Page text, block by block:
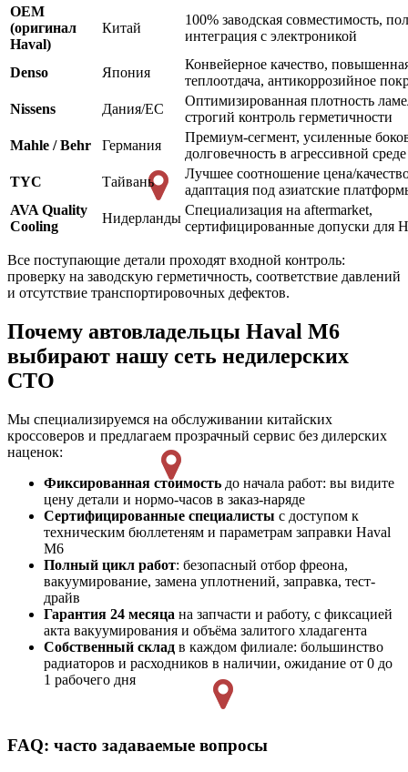
OEM
(оригинал
Haval)
Китай
100% заводская совместимость,
интеграция с электроникой
Denso Япония
Конвейерное качество,
теплоотдача, антикоррозийное
Nissens
Дания/ЕС
Оптимизированная плотность
строгий контроль герметичности
Mahle / Behr
Германия
Премиум-сегмент, усиленные
долговечность в агрессивной среде
TYC
Тайвань
Лучшее соотношение цена/
адаптация под азиатские
AVA Quality
Cooling
Нидерланды
Специализация на aftermarket,
сертифицированные допуски для
Все поступающие детали проходят входной контроль:
проверку на заводскую герметичность, соответствие давлений
и отсутствие транспортировочных дефектов.
Почему автовладельцы Haval M6
выбирают нашу сеть недилерских
СТО
Мы специализируемся на обслуживании китайских
кроссоверов и предлагаем прозрачный сервис без дилерских
наценок:
Фиксированная стоимость до начала работ: вы видите
цену детали и нормо-часов в заказ-наряде
Сертифицированные специалисты с доступом к
техническим бюллетеням и параметрам заправки Haval
M6
Полный цикл работ: безопасный отбор фреона,
вакуумирование, замена уплотнений, заправка, тест-
драйв
Гарантия 24 месяца на запчасти и работу, с фиксацией
акта вакуумирования и объёма залитого хладагента
Собственный склад в каждом филиале: большинство
радиаторов и расходников в наличии, ожидание от 0 до
1 рабочего дня
FAQ: часто задаваемые вопросы